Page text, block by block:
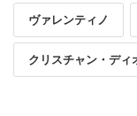
ヴァレンティノ
クリスチャン・ディ